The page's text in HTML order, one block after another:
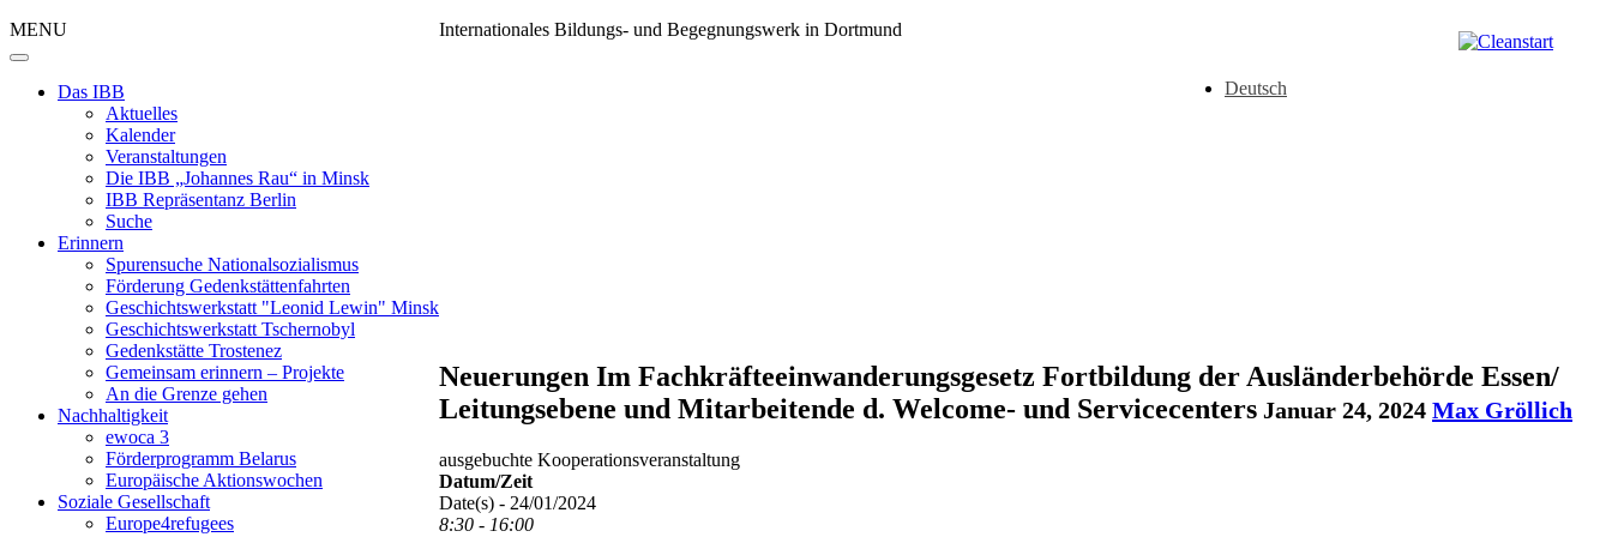
Deutsch
MENU
Das IBB
Aktuelles
Kalender
Veranstaltungen
Die IBB „Johannes Rau“ in Minsk
IBB Repräsentanz Berlin
Suche
Erinnern
Spurensuche Nationalsozialismus
Förderung Gedenkstättenfahrten
Geschichtswerkstatt "Leonid Lewin" Minsk
Geschichtswerkstatt Tschernobyl
Gedenkstätte Trostenez
Gemeinsam erinnern – Projekte
An die Grenze gehen
Nachhaltigkeit
ewoca 3
Förderprogramm Belarus
Europäische Aktionswochen
Soziale Gesellschaft
Europe4refugees
Internationales Bildungs- und Begegnungswerk in Dortmund
Neuerungen Im Fachkräfteeinwanderungsgesetz Fortbildung der Ausländerbehörde Essen/
Leitungsebene und Mitarbeitende d. Welcome- und Servicecenters Januar 24, 2024 Max Gröllich
ausgebuchte Kooperationsveranstaltung
Datum/Zeit
Date(s) - 24/01/2024
8:30 - 16:00